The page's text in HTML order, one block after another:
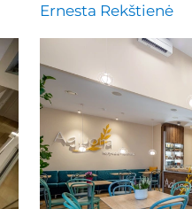
Ernesta Rekštienė